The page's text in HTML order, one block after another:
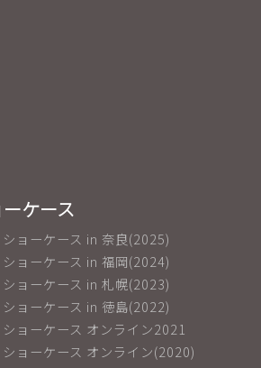
ケース
ョーケース in 奈良(2025)
ョーケース in 福岡(2024)
ョーケース in 札幌(2023)
ョーケース in 徳島(2022)
ョーケース オンライン2021
ョーケース オンライン(2020)